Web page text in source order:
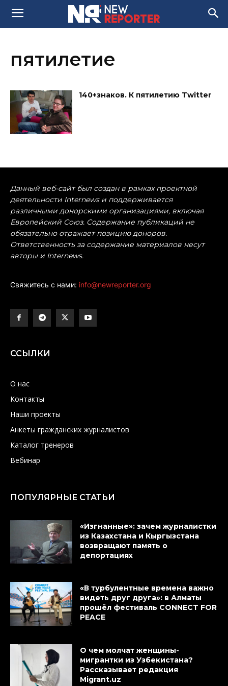
пятилетие
140+знаков. К пятилетию Twitter
Данный веб-сайт был создан в рамках проектной
деятельности Internews и поддерживается
различными донорскими организациями, включая
Европейский Союз. Содержание публикаций не
обязательно отражает позицию доноров.
Ответственность за содержание материалов несут
авторы и Internews.
Свяжитесь с нами: info@newreporter.org
ССЫЛКИ
О нас
Контакты
Наши проекты
Анкеты гражданских журналистов
Каталог тренеров
Вебинар
ПОПУЛЯРНЫЕ СТАТЬИ
«Изгнанные»: зачем журналистки
из Казахстана и Кыргызстана
возвращают память о
депортациях
«В турбулентные времена важно
видеть друг друга»: в Алматы
прошёл фестиваль CONNECT FOR
PEACE
О чем молчат женщины-
мигрантки из Узбекистана?
Рассказывает редакция
Migrant.uz